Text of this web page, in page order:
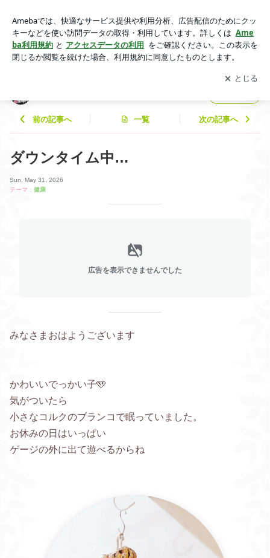
アプリをダウンロードして ブログの更新通知
を受け取りまし
ょう。
開く
前の記事へ 一覧 次の記事へ
ダウンタイム中…
Sun, May 31, 2026
テーマ： 健康
広告を表示できませんでした
みなさまおはようございます
かわいいでっかい子🩵
気がついたら
小さなコルクのブランコで眠っていました。
お休みの日はいっぱい
ゲージの外に出て遊べるからね